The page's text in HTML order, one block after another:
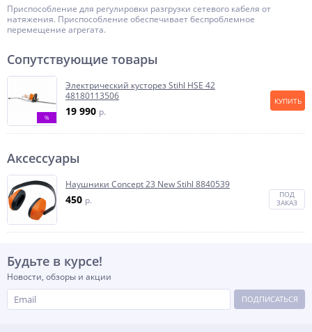
Приспособление для регулировки разгрузки сетевого кабеля от
натяжения. Приспособление обеспечивает беспроблемное
перемещение агрегата.
Сопутствующие товары
%
Электрический кусторез Stihl HSE 42
48180113506
19 990 p.
КУПИТЬ
Аксессуары
Наушники Concept 23 New Stihl 8840539
450 p.
ПОД
ЗАКАЗ
Будьте в курсе!
Новости, обзоры и акции
ПОДПИСАТЬСЯ